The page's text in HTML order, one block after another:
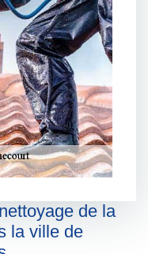
de la
la ville de